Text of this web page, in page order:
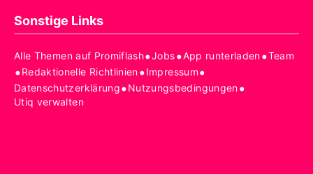
Sonstige Links
Alle Themen auf Promiflash•Jobs•App runterladen•Team
•Redaktionelle Richtlinien•Impressum•
Datenschutzerklärung•Nutzungsbedingungen•
Utiq verwalten